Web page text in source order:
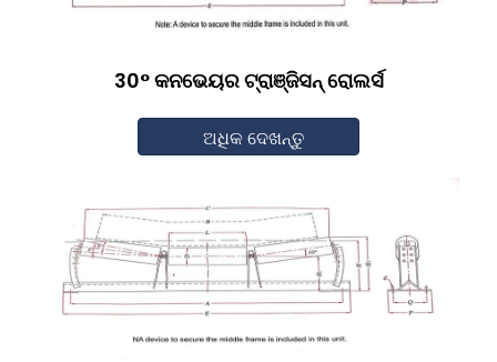
30° କନଭେୟର ଟ୍ରାଞ୍ଜିସନ୍ ରୋଲର୍ସ
ଅଧିକ ଦେଖନ୍ତୁ